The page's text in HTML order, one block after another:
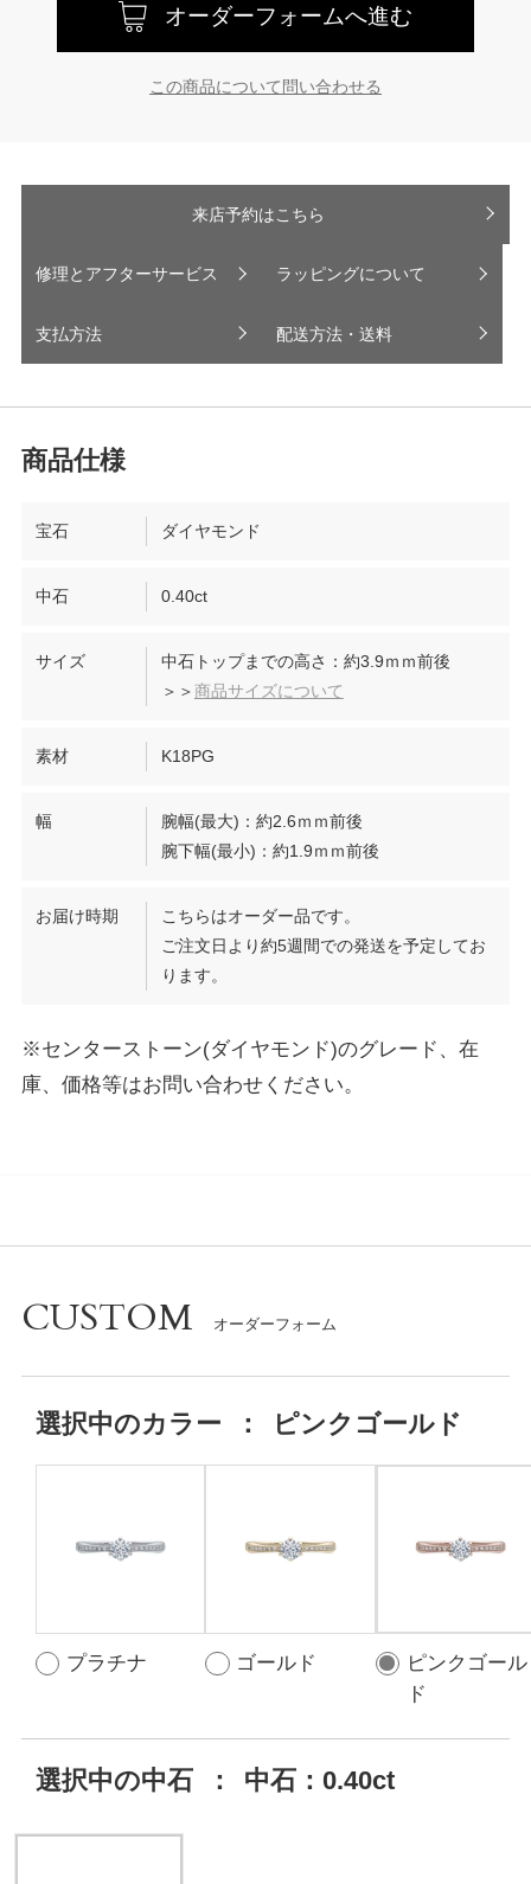
オーダーフォームへ進む
この商品について問い合わせる
来店予約はこちら
修理とアフターサービス ラッピングについて
支払方法 配送方法・送料
宝石 ダイヤモンド
中石 0.40ct
サイズ
中石トップまでの高さ：約3.9ｍｍ前後
＞＞商品サイズについて
素材 K18PG
幅
腕幅(最大)：約2.6ｍｍ前後
腕下幅(最小)：約1.9ｍｍ前後
お届け時期
こちらはオーダー品です。
ご注文日より約5週間での発送を予定してお
ります。
※センターストーン(ダイヤモンド)のグレード、在
庫、価格等はお問い合わせください。
CUSTOM
選択中のカラー ： ピンクゴールド
プラチナ ゴールド
ピンクゴール
ド
選択中の中石 ： 中石：0.40ct